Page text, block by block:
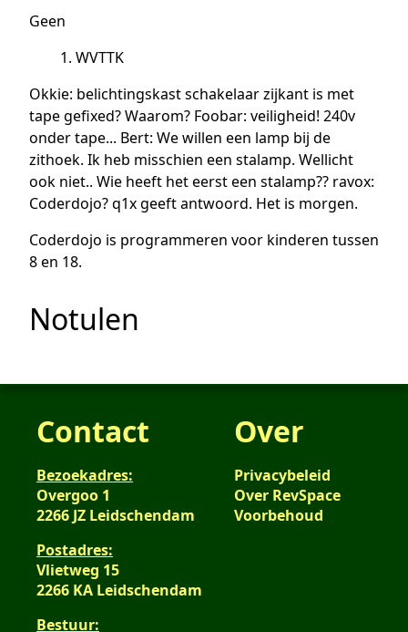
Geen
WVTTK
Okkie: belichtingskast schakelaar zijkant is met
tape gefixed? Waarom? Foobar: veiligheid! 240v
onder tape... Bert: We willen een lamp bij de
zithoek. Ik heb misschien een stalamp. Wellicht
ook niet.. Wie heeft het eerst een stalamp?? ravox:
Coderdojo? q1x geeft antwoord. Het is morgen.
Coderdojo is programmeren voor kinderen tussen
8 en 18.
Notulen
Contact
Bezoekadres:
Overgoo 1
2266 JZ Leidschendam
Postadres:
Vlietweg 15
2266 KA Leidschendam
Bestuur:
Over
Privacybeleid
Over RevSpace
Voorbehoud